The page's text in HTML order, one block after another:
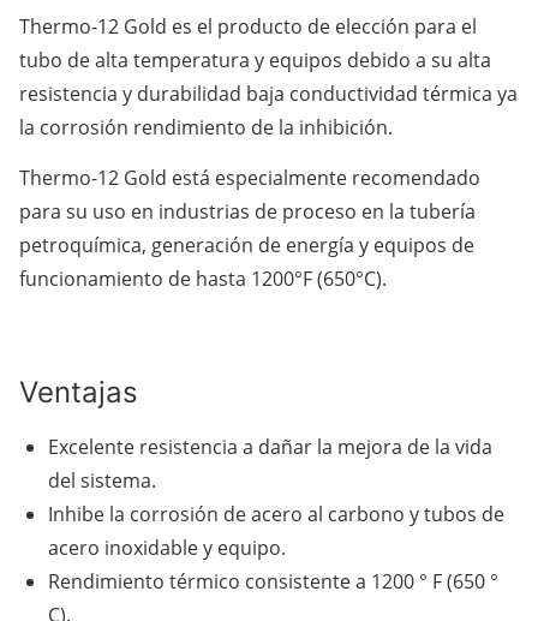
Thermo-12 Gold es el producto de elección para el
tubo de alta temperatura y equipos debido a su alta
resistencia y durabilidad baja conductividad térmica ya
la corrosión rendimiento de la inhibición.
Thermo-12 Gold está especialmente recomendado
para su uso en industrias de proceso en la tubería
petroquímica, generación de energía y equipos de
funcionamiento de hasta 1200°F (650°C).
Ventajas
Excelente resistencia a dañar la mejora de la vida
del sistema.
Inhibe la corrosión de acero al carbono y tubos de
acero inoxidable y equipo.
Rendimiento térmico consistente a 1200 ° F (650 °
C).